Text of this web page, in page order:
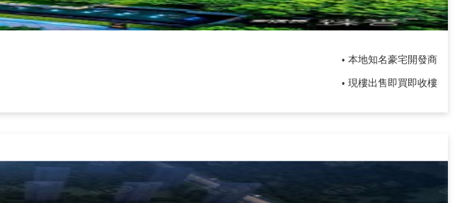
• 本地知名豪宅開發商
• 現樓出售即買即收樓